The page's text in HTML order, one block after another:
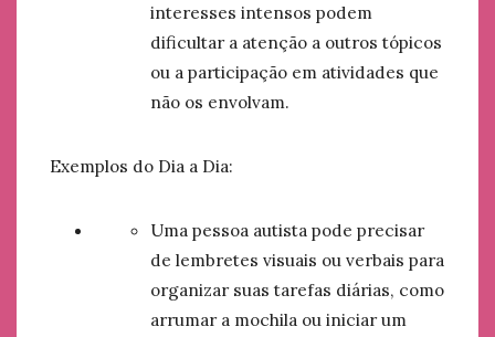
interesses intensos podem
dificultar a atenção a outros tópicos
ou a participação em atividades que
não os envolvam.
Exemplos do Dia a Dia:
Uma pessoa autista pode precisar
de lembretes visuais ou verbais para
organizar suas tarefas diárias, como
arrumar a mochila ou iniciar um